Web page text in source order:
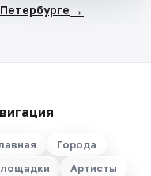
→
Города
Артисты